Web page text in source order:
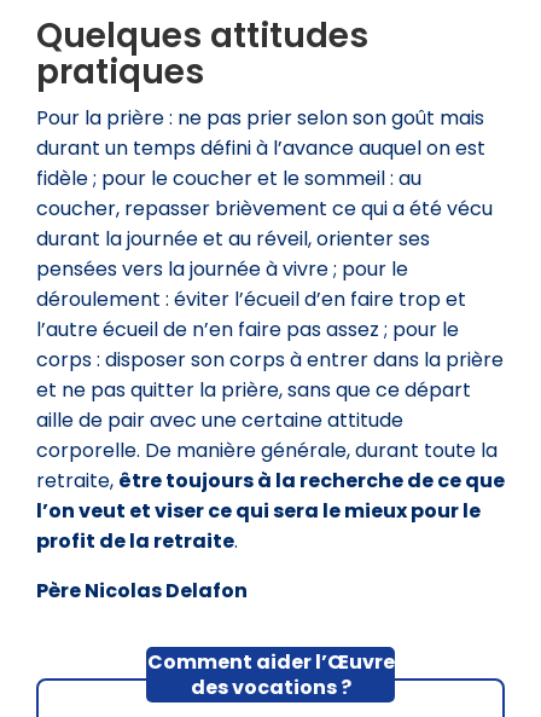
Quelques attitudes
pratiques
Pour la prière : ne pas prier selon son goût mais
durant un temps défini à l’avance auquel on est
fidèle ; pour le coucher et le sommeil : au
coucher, repasser brièvement ce qui a été vécu
durant la journée et au réveil, orienter ses
pensées vers la journée à vivre ; pour le
déroulement : éviter l’écueil d’en faire trop et
l’autre écueil de n’en faire pas assez ; pour le
corps : disposer son corps à entrer dans la prière
et ne pas quitter la prière, sans que ce départ
aille de pair avec une certaine attitude
corporelle. De manière générale, durant toute la
retraite, être toujours à la recherche de ce que
l’on veut et viser ce qui sera le mieux pour le
profit de la retraite.
Père Nicolas Delafon
Comment aider l’Œuvre
des vocations ?